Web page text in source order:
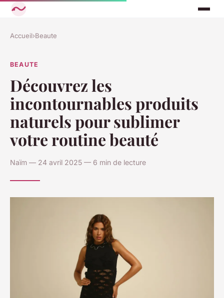
Accueil›Beaute
BEAUTE
Découvrez les
incontournables produits
naturels pour sublimer
votre routine beauté
Naïm — 24 avril 2025 — 6 min de lecture